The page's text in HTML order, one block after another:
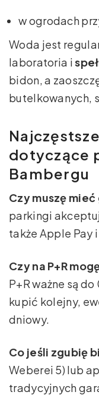
w ogrodach
Woda jest
laboratoria i
bidon, a
butelkowanych,
dotyczące
Bambergu
Czy muszę
parkingi
także Apple Pay
Czy na P+R
P+R ważne są
kupić kolejny,
dniowy.
Co jeśli zgubię
Weberei 5) lub
tradycyjnych